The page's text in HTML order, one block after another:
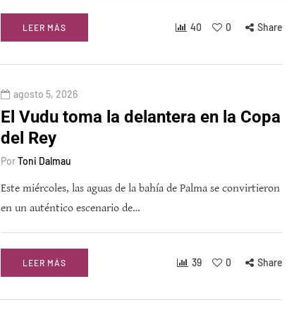
LEER MÁS 40 0 Share
agosto 5, 2026
El Vudu toma la delantera en la Copa
del Rey
PorToni Dalmau
Este miércoles, las aguas de la bahía de Palma se convirtieron
en un auténtico escenario de…
LEER MÁS 39 0 Share